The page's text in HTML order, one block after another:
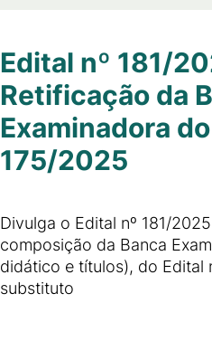
Edital nº 181/
Retificação da
Examinadora
175/2025
Divulga o Edital nº 181/
composição da Banca
didático e títulos), do Edital
substituto